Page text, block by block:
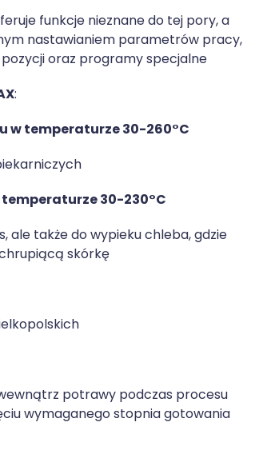
funkcje nieznane do tej pory, a
nastawianiem parametrów pracy,
oraz programy specjalne
:
w temperaturze 30-260°C
30-230°C
ale także do wypieku chleba, gdzie
skórkę
potrawy podczas procesu
wymaganego stopnia gotowania